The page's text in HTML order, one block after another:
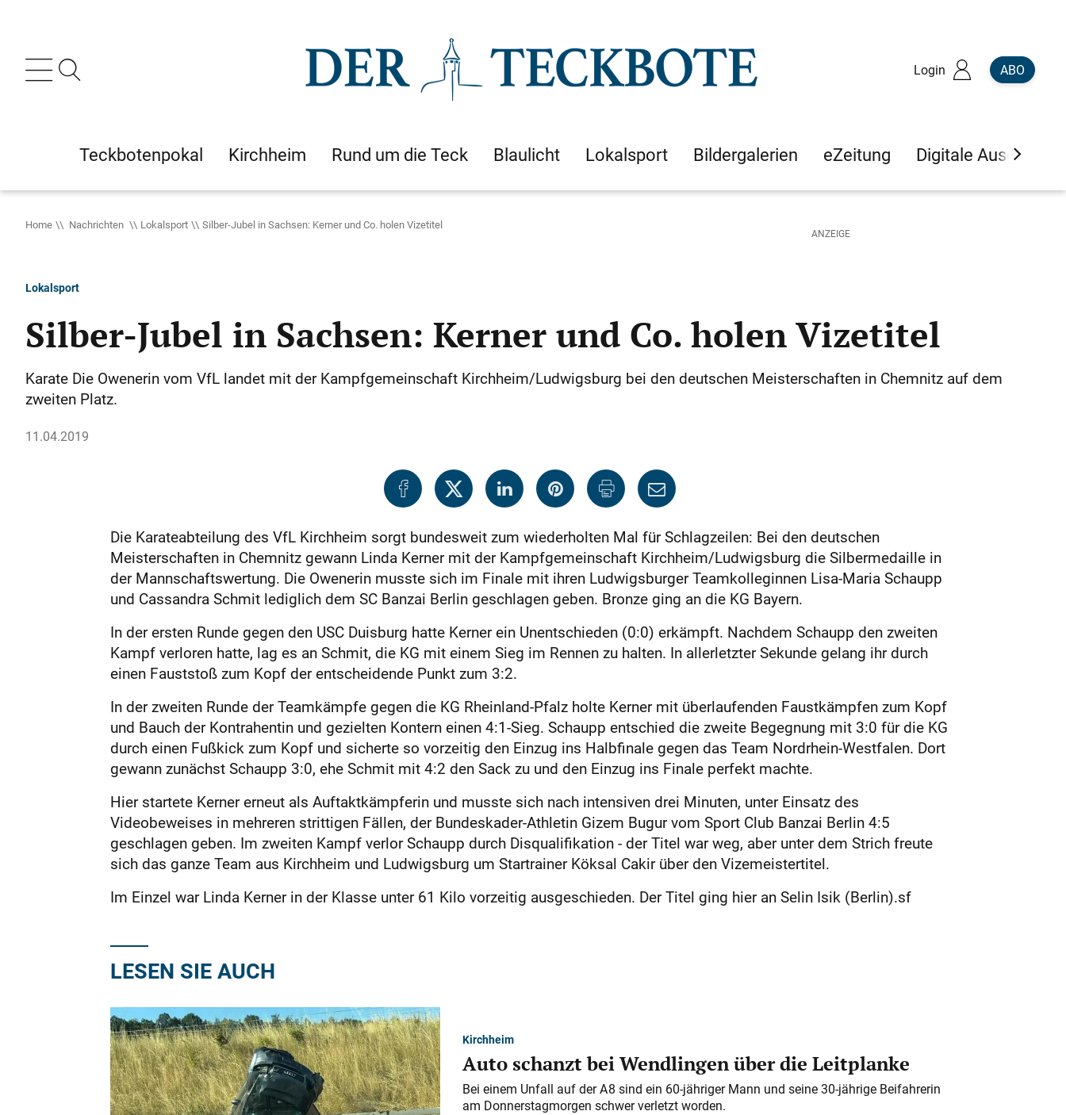
Login ABO
Teckbotenpokal Kirchheim Rund um die Teck Blaulicht Lokalsport Bildergalerien eZeitung Digitale Ausgaben
Home Nachrichten Lokalsport Silber-Jubel in Sachsen: Kerner und Co. holen Vizetitel
Lokalsport
Silber-Jubel in Sachsen: Kerner und Co. holen Vizetitel
Karate Die Owenerin vom VfL landet mit der Kampfgemeinschaft Kirchheim/Ludwigsburg bei den deutschen Meisterschaften in Chemnitz auf dem
zweiten Platz.
11.04.2019
Die Karateabteilung des VfL Kirchheim sorgt bundesweit zum wiederholten Mal für Schlagzeilen: Bei den deutschen
Meisterschaften in Chemnitz gewann Linda Kerner mit der Kampfgemeinschaft Kirchheim/Ludwigsburg die Silbermedaille in
der Mannschaftswertung. Die Owenerin musste sich im Finale mit ihren Ludwigsburger Teamkolleginnen Lisa-Maria Schaupp
und Cassandra Schmit lediglich dem SC Banzai Berlin geschlagen geben. Bronze ging an die KG Bayern.
In der ersten Runde gegen den USC Duisburg hatte Kerner ein Unentschieden (0:0) erkämpft. Nachdem Schaupp den zweiten
Kampf verloren hatte, lag es an Schmit, die KG mit einem Sieg im Rennen zu halten. In allerletzter Sekunde gelang ihr durch
einen Fauststoß zum Kopf der entscheidende Punkt zum 3:2.
In der zweiten Runde der Teamkämpfe gegen die KG Rheinland-Pfalz holte Kerner mit überlaufenden Faustkämpfen zum Kopf
und Bauch der Kontrahentin und gezielten Kontern einen 4:1-Sieg. Schaupp entschied die zweite Begegnung mit 3:0 für die KG
durch einen Fußkick zum Kopf und sicherte so vorzeitig den Einzug ins Halbfinale gegen das Team Nordrhein-Westfalen. Dort
gewann zunächst Schaupp 3:0, ehe Schmit mit 4:2 den Sack zu und den Einzug ins Finale perfekt machte.
Hier startete Kerner erneut als Auftaktkämpferin und musste sich nach intensiven drei Minuten, unter Einsatz des
Videobeweises in mehreren strittigen Fällen, der Bundeskader-Athletin Gizem Bugur vom Sport Club Banzai Berlin 4:5
geschlagen geben. Im zweiten Kampf verlor Schaupp durch Disqualifikation - der Titel war weg, aber unter dem Strich freute
sich das ganze Team aus Kirchheim und Ludwigsburg um Startrainer Köksal Cakir über den Vizemeistertitel.
Im Einzel war Linda Kerner in der Klasse unter 61 Kilo vorzeitig ausgeschieden. Der Titel ging hier an Selin Isik (Berlin).sf
LESEN SIE AUCH
Kirchheim
Auto schanzt bei Wendlingen über die Leitplanke
Bei einem Unfall auf der A 8 sind ein 60-jähriger Mann und seine 30-jährige Beifahrerin
am Donnerstagmorgen schwer verletzt worden.